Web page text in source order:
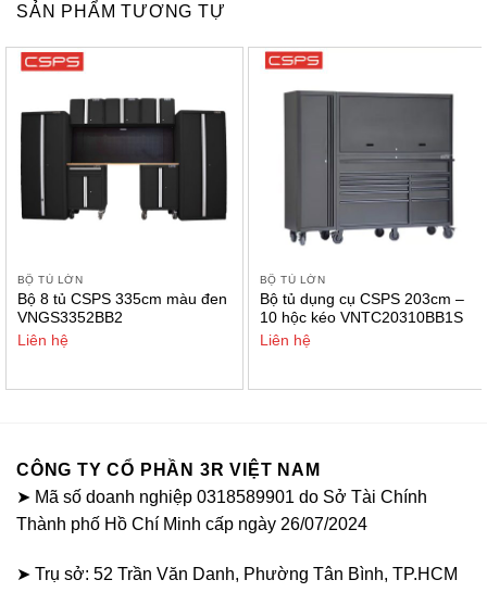
SẢN PHẨM TƯƠNG TỰ
BỘ TỦ LỚN
Bộ 8 tủ CSPS 335cm màu đen
VNGS3352BB2
Liên hệ
BỘ TỦ LỚN
Bộ tủ dụng cụ CSPS 203cm –
10 hộc kéo VNTC20310BB1S
Liên hệ
CÔNG TY CỔ PHẦN 3R VIỆT NAM
➤ Mã số doanh nghiệp 0318589901 do Sở Tài Chính
Thành phố Hồ Chí Minh cấp ngày 26/07/2024
➤ Trụ sở: 52 Trần Văn Danh, Phường Tân Bình, TP.HCM